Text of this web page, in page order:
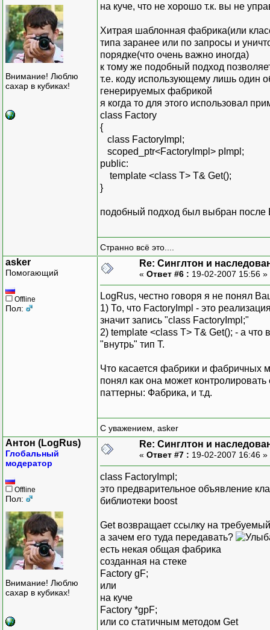
Внимание! Люблю
сахар в кубиках!
на куче, что не хорошо т.к. вы не
Хитрая шаблонная фабрика(или
типа заранее или по запросы и
порядке(что очень важно иногда)
к тому же подобный подход
т.е. коду использующему лишь один
генерируемых фабрикой
я когда то для этого использовал
class Factory
{
class FactoryImpl;
scoped_ptr<FactoryImpl> pImpl;
public:
template <class T> T& Get();
}
подобный подход был выбран
Странно всё это....
asker
Помогающий
Offline
Пол:
Re: Синглтон и
« Ответ #6 : 19-02-2007 15:56 »
LogRus, честно говоря я не понял
1) То, что FactoryImpl - это
значит запись "class FactoryImpl;"
2) template <class T> T& Get(); - а что
"внутрь" тип T.
Что касается фабрики и фабричных
понял как она может
паттерны: Фабрика, и т.д.
С уважением, asker
Антон (LogRus)
Глобальный
модератор
Offline
Пол:
Внимание! Люблю
сахар в кубиках!
Re: Синглтон и
« Ответ #7 : 19-02-2007 16:46 »
class FactoryImpl;
это предварительное объявление
библиотеки boost
Get возвращает ссылку на
а зачем его туда передавать?
есть некая общая фабрика
созданная на стеке
Factory gF;
или
на куче
Factory *gpF;
или со статичным методом Get